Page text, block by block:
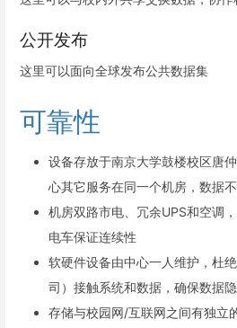
公开发布
这里可以面向全球发布公共数据集
可靠性
设备存放于南京大学鼓楼校区唐
心其它服务在同一个机房，数据
机房双路市电、冗余UPS和空调
电车保证连续性
软硬件设备由中心一人维护，杜
司）接触系统和数据，确保数据
存储与校园网/互联网之间有独立